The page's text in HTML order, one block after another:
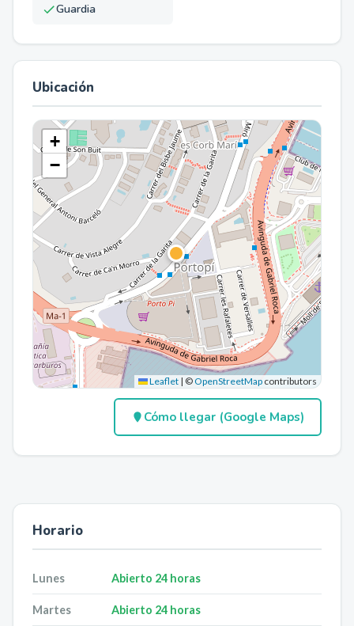
Guardia
Ubicación
+
−
Leaflet | ©OpenStreetMap contributors
Cómo llegar (Google Maps)
Horario
Lunes Abierto 24 horas
Martes Abierto 24 horas